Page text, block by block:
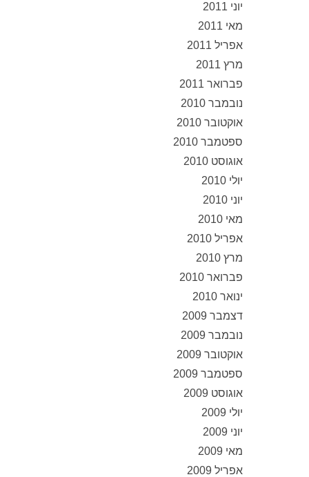
יוני 2011
מאי 2011
אפריל 2011
מרץ 2011
פברואר 2011
נובמבר 2010
אוקטובר 2010
ספטמבר 2010
אוגוסט 2010
יולי 2010
יוני 2010
מאי 2010
אפריל 2010
מרץ 2010
פברואר 2010
ינואר 2010
דצמבר 2009
נובמבר 2009
אוקטובר 2009
ספטמבר 2009
אוגוסט 2009
יולי 2009
יוני 2009
מאי 2009
אפריל 2009